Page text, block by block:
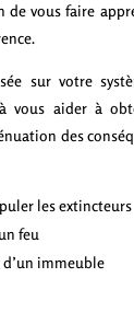
vous faire
sur votre
vous aider à
des
les extincteurs
feu
d’un immeuble